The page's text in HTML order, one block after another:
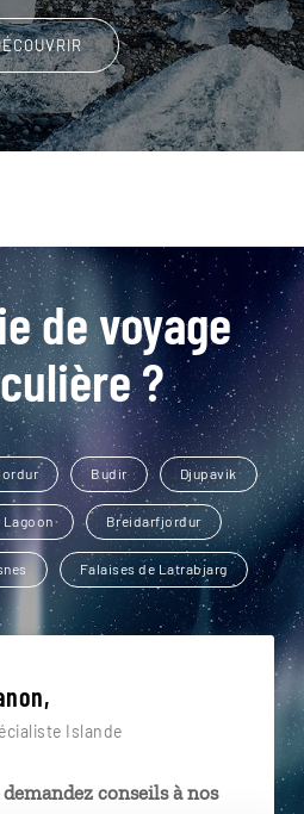
de voyage
?
Budir Djupavik
Lagoon Breidarfjordur
Falaises de Latrabjarg
Islande
conseils à nos